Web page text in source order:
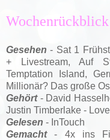
Gesehen - Sat 1
+ Livestream, Auf
Temptation Island,
Millionär? Das große
Gehört- David
Justin Timberlake -
Gelesen - InTouch
Gemacht- 4x ins